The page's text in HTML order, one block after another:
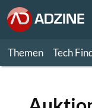
Themen Tech